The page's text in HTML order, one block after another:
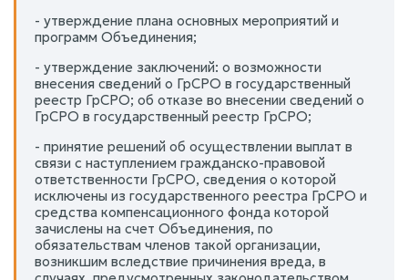
- утверждение плана основных мероприятий и
программ Объединения;
- утверждение заключений: о возможности
внесения сведений о ГрСРО в государственный
реестр ГрСРО; об отказе во внесении сведений о
ГрСРО в государственный реестр ГрСРО;
- принятие решений об осуществлении выплат в
связи с наступлением гражданско-правовой
ответственности ГрСРО, сведения о которой
исключены из государственного реестра ГрСРО и
средства компенсационного фонда которой
зачислены на счет Объединения, по
обязательствам членов такой организации,
возникшим вследствие причинения вреда, в